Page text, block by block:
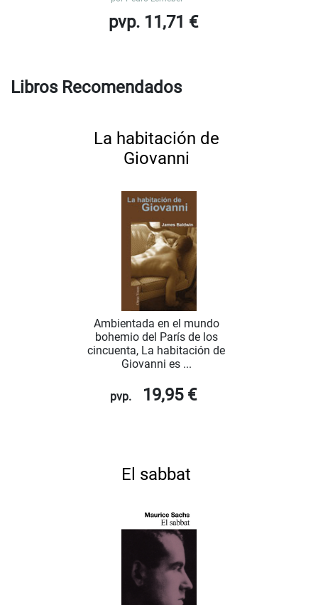
pvp. 11,71 €
Libros Recomendados
La habitación de
Giovanni
Ambientada en el mundo
bohemio del París de los
cincuenta, La habitación de
Giovanni es ...
pvp. 19,95 €
El sabbat